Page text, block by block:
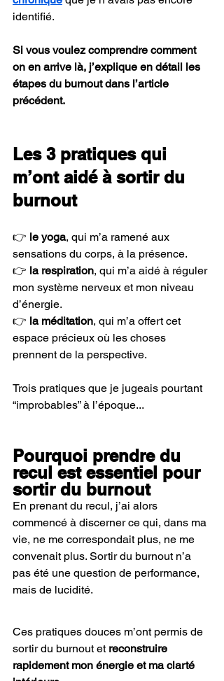
identifié.
Si vous voulez comprendre comment
on en arrive là, j’explique en détail les
étapes du burnout dans l’article
précédent.
Les 3 pratiques qui
m’ont aidé à sortir du
burnout
👉 le yoga, qui m’a ramené aux
sensations du corps, à la présence.
👉 la respiration, qui m’a aidé à réguler
mon système nerveux et mon niveau
d’énergie.
👉 la méditation, qui m’a offert cet
espace précieux où les choses
prennent de la perspective.
Trois pratiques que je jugeais pourtant
“improbables” à l’époque...
Pourquoi prendre du
recul est essentiel pour
sortir du burnout
En prenant du recul, j’ai alors
commencé à discerner ce qui, dans ma
vie, ne me correspondait plus, ne me
convenait plus. Sortir du burnout n’a
pas été une question de performance,
mais de lucidité.
Ces pratiques douces m’ont permis de
sortir du burnout et reconstruire
rapidement mon énergie et ma clarté